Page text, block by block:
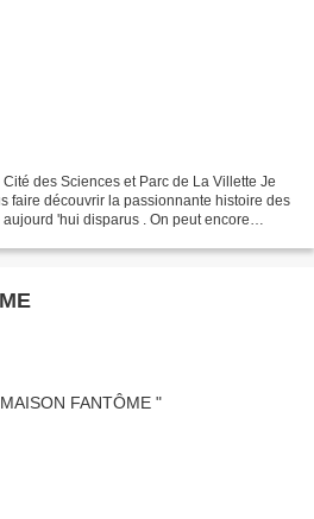
des Sciences et Parc de La Villette Je
faire découvrir la passionnante histoire des
'hui disparus . On peut encore